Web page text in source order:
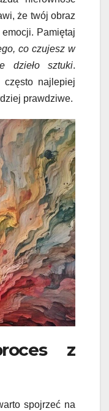
że twój obraz
Pamiętaj
co czujesz w
dzieło sztuki.
często najlepiej
prawdziwe.
z
spojrzeć na